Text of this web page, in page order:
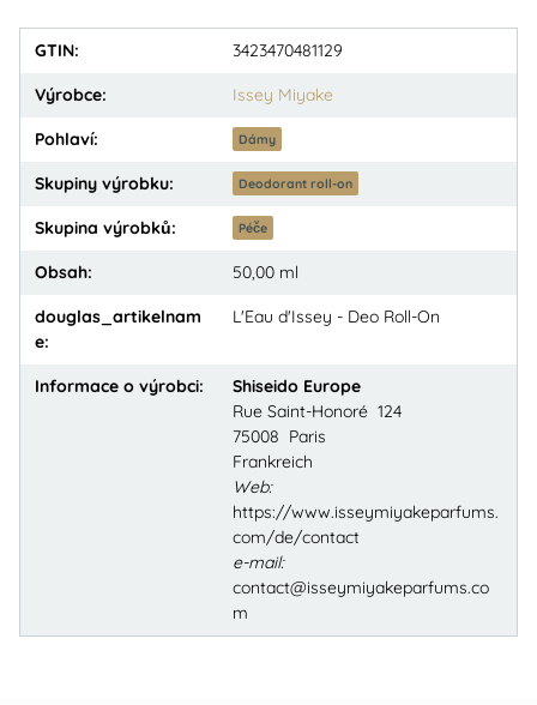
GTIN: 3423470481129
Výrobce: Issey Miyake
Pohlaví: Dámy
Skupiny výrobku: Deodorant roll-on
Skupina výrobků: Péče
Obsah: 50,00 ml
douglas_artikelnam
e:
L'Eau d'Issey - Deo Roll-On
Informace o výrobci:
Shiseido Europe
Rue Saint-Honoré 124
75008 Paris
Frankreich
Web:
https://www.isseymiyakeparfums.
com/de/contact
e-mail:
contact@isseymiyakeparfums.co
m